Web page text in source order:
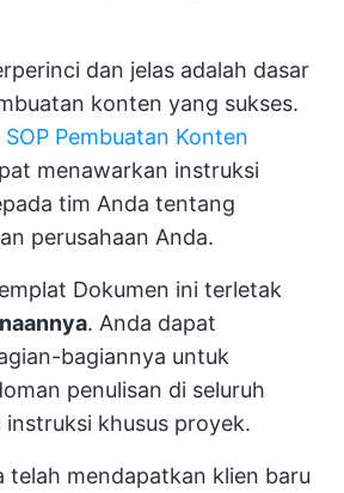
dan jelas adalah dasar
konten yang sukses.
Pembuatan Konten
menawarkan instruksi
tim Anda tentang
perusahaan Anda.
Dokumen ini terletak
. Anda dapat
bagiannya untuk
penulisan di seluruh
instruksi khusus proyek.
telah mendapatkan klien baru